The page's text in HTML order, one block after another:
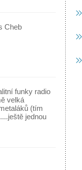
Cheb
funky radio
velká
(tím
jednou